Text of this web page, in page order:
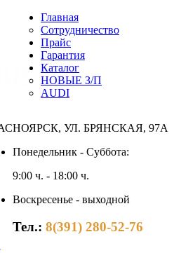
УЛ. БРЯНСКАЯ, 97А
Понедельник - Суббота:
9:00 ч. - 18:00 ч.
Воскресенье - выходной
Тел.: 8(391) 280-52-76
Главная
Сотрудничество
Прайс
Гарантия
Каталог
НОВЫЕ З/П
AUDI